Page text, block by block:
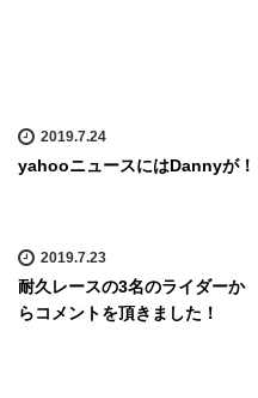
2019.7.24
yahooニュースにはDannyが！
2019.7.23
耐久レースの3名のライダーか
らコメントを頂きました！